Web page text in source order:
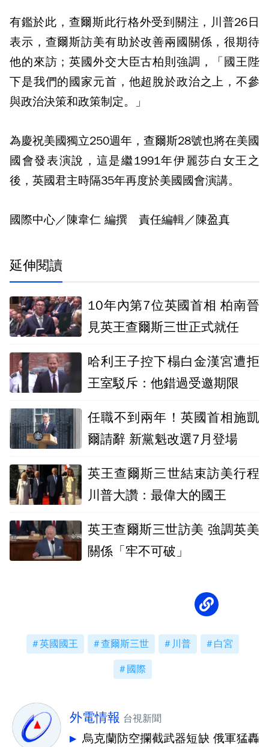
有鑑於此，查爾斯此行格外受到關注，川普26日
表示，查爾斯訪美有助於改善兩國關係，很期待
他的來訪；英國外交大臣古柏則強調，「國王陛
下是我們的國家元首，他超脫於政治之上，不參
與政治決策和政策制定。」
為慶祝美國獨立250週年，查爾斯28號也將在美國
國會發表演說，這是繼1991年伊麗莎白女王之
後，英國君主時隔35年再度於美國國會演講。
國際中心／陳韋仁 編撰 責任編輯／陳盈真
延伸閱讀
10年內第7位英國首相 柏南晉
見英王查爾斯三世正式就任
哈利王子控下榻白金漢宮遭拒
王室駁斥：他錯過受邀期限
任職不到兩年！英國首相施凱
爾請辭 新黨魁改選7月登場
英王查爾斯三世結束訪美行程
川普大讚：最偉大的國王
英王查爾斯三世訪美 強調英美
關係「牢不可破」
英國國王 查爾斯三世 川普 白宮
國際
外電情報 台視新聞
烏克蘭防空攔截武器短缺 俄軍猛轟